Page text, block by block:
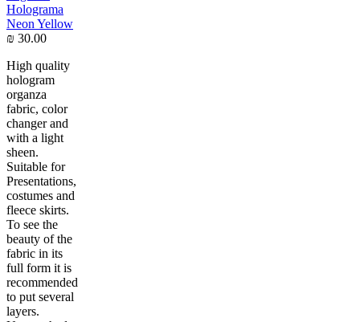
Holograma
Neon Yellow
₪ 30.00
High quality
hologram
organza
fabric, color
changer and
with a light
sheen.
Suitable for
Presentations,
costumes and
fleece skirts.
To see the
beauty of the
fabric in its
full form it is
recommended
to put several
layers.